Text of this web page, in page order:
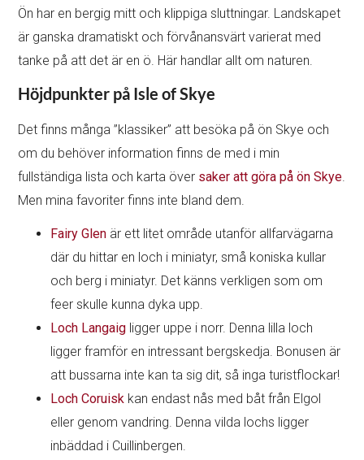
Ön har en bergig mitt och klippiga sluttningar. Landskapet
är ganska dramatiskt och förvånansvärt varierat med
tanke på att det är en ö. Här handlar allt om naturen.
Höjdpunkter på Isle of Skye
Det finns många ”klassiker” att besöka på ön Skye och
om du behöver information finns de med i min
fullständiga lista och karta över saker att göra på ön Skye.
Men mina favoriter finns inte bland dem.
Fairy Glen är ett litet område utanför allfarvägarna
där du hittar en loch i miniatyr, små koniska kullar
och berg i miniatyr. Det känns verkligen som om
feer skulle kunna dyka upp.
Loch Langaig ligger uppe i norr. Denna lilla loch
ligger framför en intressant bergskedja. Bonusen är
att bussarna inte kan ta sig dit, så inga turistflockar!
Loch Coruisk kan endast nås med båt från Elgol
eller genom vandring. Denna vilda lochs ligger
inbäddad i Cuillinbergen.